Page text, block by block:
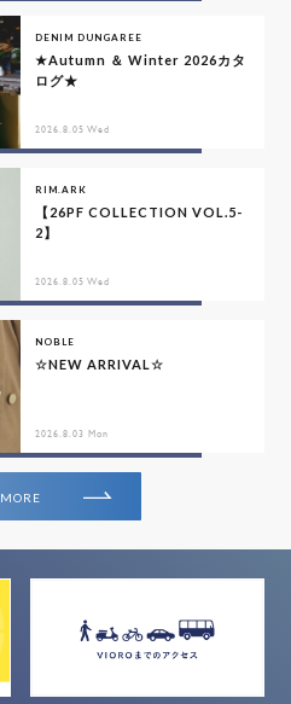
DENIM DUNGAREE
★Autumn ＆ Winter 2026カタ
ログ★
2026.8.05 Wed
RIM.ARK
【26PF COLLECTION VOL.5-
2】
2026.8.05 Wed
NOBLE
☆NEW ARRIVAL☆
2026.8.03 Mon
MORE